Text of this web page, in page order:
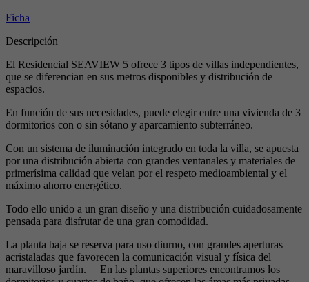
Ficha
Descripción
El Residencial SEAVIEW 5 ofrece 3 tipos de villas independientes,
que se diferencian en sus metros disponibles y distribución de
espacios.
En función de sus necesidades, puede elegir entre una vivienda de 3
dormitorios con o sin sótano y aparcamiento subterráneo.
Con un sistema de iluminación integrado en toda la villa, se apuesta
por una distribución abierta con grandes ventanales y materiales de
primerísima calidad que velan por el respeto medioambiental y el
máximo ahorro energético.
Todo ello unido a un gran diseño y una distribución cuidadosamente
pensada para disfrutar de una gran comodidad.
La planta baja se reserva para uso diurno, con grandes aperturas
acristaladas que favorecen la comunicación visual y física del
maravilloso jardín. En las plantas superiores encontramos los